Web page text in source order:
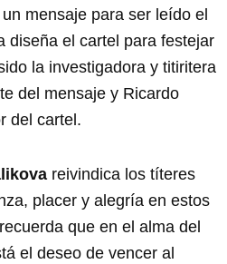
mensaje para ser leído el
diseña el cartel para festejar
la investigadora y titiritera
del mensaje y Ricardo
del cartel.
reivindica los títeres
placer y alegría en estos
que en el alma del
el deseo de vencer al